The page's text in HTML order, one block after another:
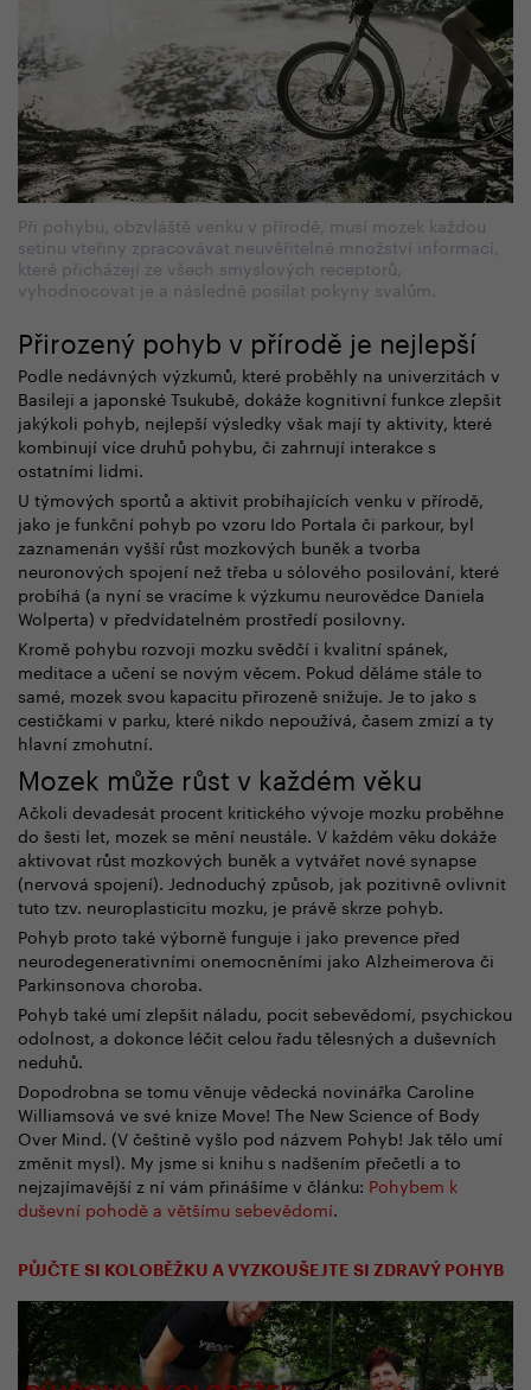
Při pohybu, obzvláště venku v přírodě, musí mozek každou
setinu vteřiny zpracovávat neuvěřitelné množství informací,
které přicházejí ze všech smyslových receptorů,
vyhodnocovat je a následně posílat pokyny svalům.
Přirozený pohyb v přírodě je nejlepší
Podle nedávných výzkumů, které proběhly na univerzitách v
Basileji a japonské Tsukubě, dokáže kognitivní funkce zlepšit
jakýkoli pohyb, nejlepší výsledky však mají ty aktivity, které
kombinují více druhů pohybu, či zahrnují interakce s
ostatními lidmi.
U týmových sportů a aktivit probíhajících venku v přírodě,
jako je funkční pohyb po vzoru Ido Portala či parkour, byl
zaznamenán vyšší růst mozkových buněk a tvorba
neuronových spojení než třeba u sólového posilování, které
probíhá (a nyní se vracíme k výzkumu neurovědce Daniela
Wolperta) v předvídatelném prostředí posilovny.
Kromě pohybu rozvoji mozku svědčí i kvalitní spánek,
meditace a učení se novým věcem. Pokud děláme stále to
samé, mozek svou kapacitu přirozeně snižuje. Je to jako s
cestičkami v parku, které nikdo nepoužívá, časem zmizí a ty
hlavní zmohutní.
Mozek může růst v každém věku
Ačkoli devadesát procent kritického vývoje mozku proběhne
do šesti let, mozek se mění neustále. V každém věku dokáže
aktivovat růst mozkových buněk a vytvářet nové synapse
(nervová spojení). Jednoduchý způsob, jak pozitivně ovlivnit
tuto tzv. neuroplasticitu mozku, je právě skrze pohyb.
Pohyb proto také výborně funguje i jako prevence před
neurodegenerativními onemocněními jako Alzheimerova či
Parkinsonova choroba.
Pohyb také umí zlepšit náladu, pocit sebevědomí, psychickou
odolnost, a dokonce léčit celou řadu tělesných a duševních
neduhů.
Dopodrobna se tomu věnuje vědecká novinářka Caroline
Williamsová ve své knize Move! The New Science of Body
Over Mind. (V češtině vyšlo pod názvem Pohyb! Jak tělo umí
změnit mysl). My jsme si knihu s nadšením přečetli a to
nejzajímavější z ní vám přinášíme v článku: Pohybem k
duševní pohodě a většímu sebevědomí.
PŮJČTE SI KOLOBĚŽKU A VYZKOUŠEJTE SI ZDRAVÝ POHYB